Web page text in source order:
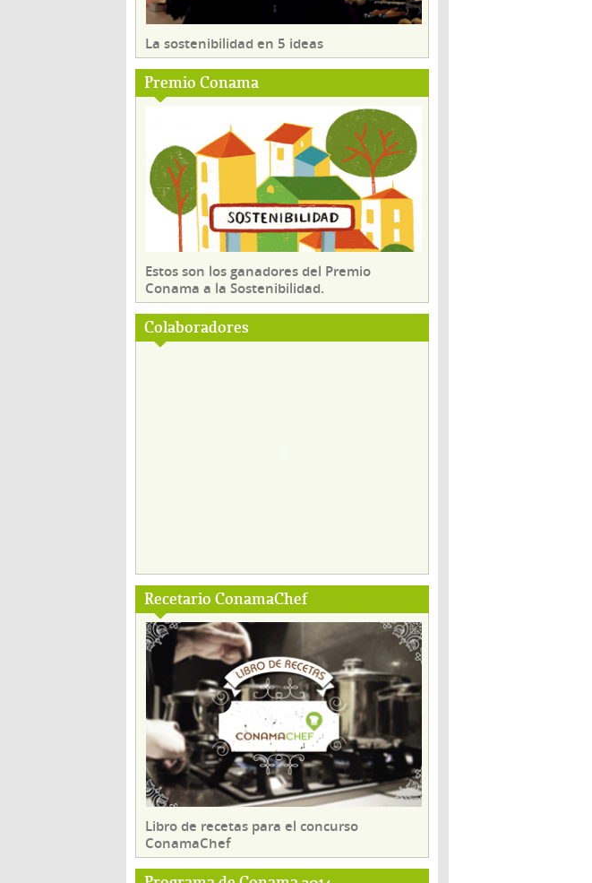
La sostenibilidad en 5 ideas
Premio Conama
Estos son los ganadores del Premio
Conama a la Sostenibilidad.
Colaboradores
Recetario ConamaChef
Libro de recetas para el concurso
ConamaChef